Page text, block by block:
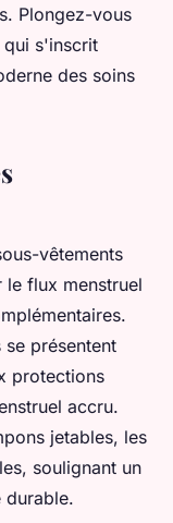
Plongez-vous
qui s'inscrit
des soins
vêtements
le flux menstruel
présentent
protections
accru.
jetables, les
soulignant un
durable.